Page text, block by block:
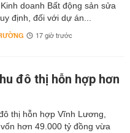
doanh Bất động sản sửa
định, đối với dự án...
17 giờ trước
đô thị hỗn hợp hơn
thị hỗn hợp Vĩnh Lương,
hơn 49.000 tỷ đồng vừa